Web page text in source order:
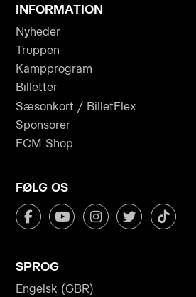
INFORMATION
Nyheder
Truppen
Kampprogram
Billetter
Sæsonkort / BilletFlex
Sponsorer
FCM Shop
FØLG OS
SPROG
Engelsk (GBR)